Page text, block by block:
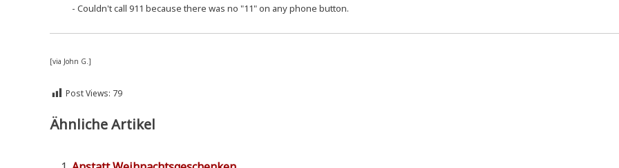
- Couldn't call 911 becau­se the­re was no "11" on any pho­ne button.
[via John G.]
Post Views: 79
Ähnliche Artikel